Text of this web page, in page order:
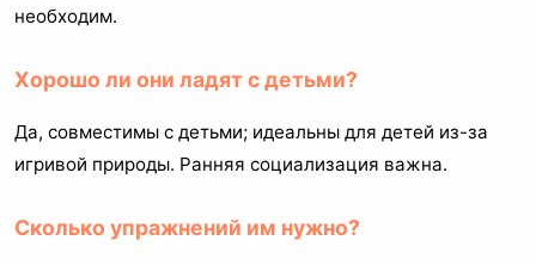
необходим.
Хорошо ли они ладят с детьми?
Да, совместимы с детьми; идеальны для детей из-за
игривой природы. Ранняя социализация важна.
Сколько упражнений им нужно?